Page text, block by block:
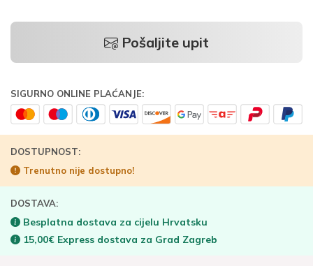
Pošaljite upit
SIGURNO ONLINE PLAĆANJE:
DOSTUPNOST:
Trenutno nije dostupno!
DOSTAVA:
Besplatna dostava za cijelu Hrvatsku
15,00€ Express dostava za Grad Zagreb